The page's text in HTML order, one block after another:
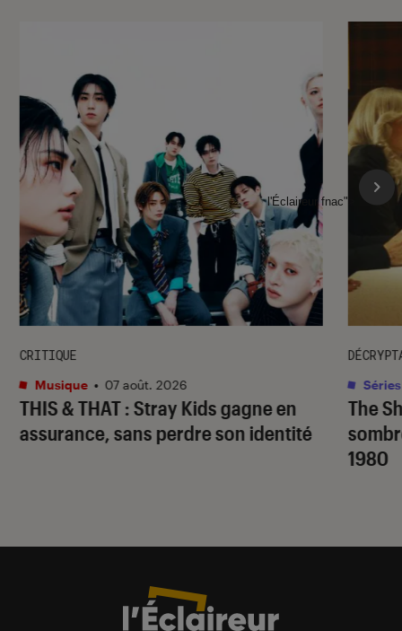
THIS & THAT: Stray Kids gagne en
assurance, sans perdre son identité
CRITIQUE
Musique • 07 août. 2026
The
1980
Séries
l'Éclaireur fnac">